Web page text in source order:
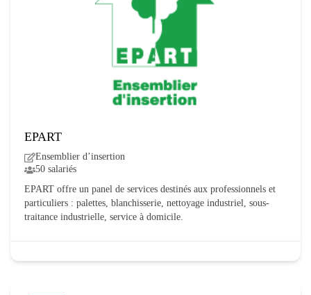
EPART
Ensemblier d’insertion
50 salariés
EPART offre un panel de services destinés aux professionnels et
particuliers : palettes, blanchisserie, nettoyage industriel, sous-
traitance industrielle, service à domicile.